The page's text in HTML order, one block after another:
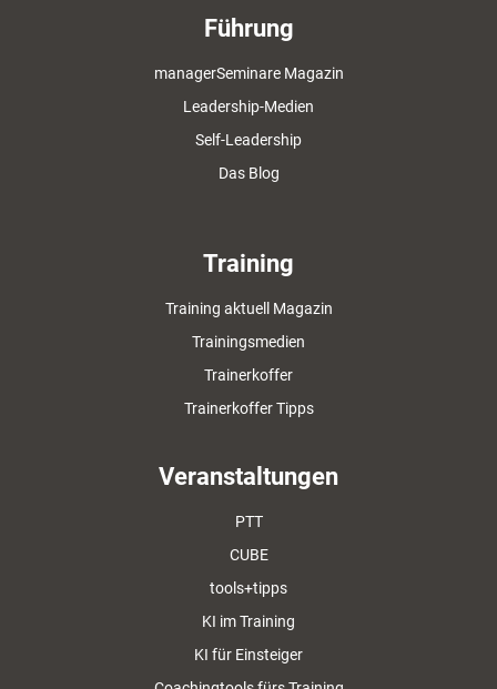
Führung
managerSeminare Magazin
Leadership-Medien
Self-Leadership
Das Blog
Training
Training aktuell Magazin
Trainingsmedien
Trainerkoffer
Trainerkoffer Tipps
Veranstaltungen
PTT
CUBE
tools+tipps
KI im Training
KI für Einsteiger